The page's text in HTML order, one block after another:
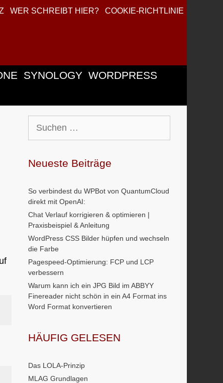
WER SCHREIBT HIER? COOKIE-RICHTLINIE
SYNOLOGY WORDPRESS
nach:
Neueste Beiträge
So verbindest du WPBot von QuantumCloud
direkt mit OpenAI:
Chat Verlauf korrigieren & optimieren |
Praxisbeispiel & Anleitung
WordPress CSS Bilder hüpfen und wechseln
die Farbe
Pagespeed-Optimierung: FCP und LCP
verbessern
Warum kann ich ein JPG Bild im ABBYY
Finereader nicht schön in ein A4 Format ins
Word Format konvertieren
HÄUFIG GELESEN
Das LOLA-Prinzip
MLAG Grundlagen